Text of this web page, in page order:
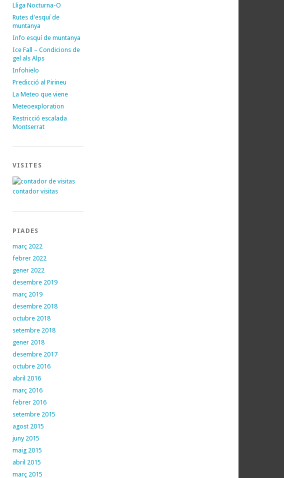
Lliga Nocturna-O
Rutes d'esquí de
muntanya
Info esquí de muntanya
Ice Fall – Condicions de
gel als Alps
Infohielo
Predicció al Pirineu
La Meteo que viene
Meteoexploration
Restricció escalada
Montserrat
VISITES
contador visitas
PIADES
març 2022
febrer 2022
gener 2022
desembre 2019
març 2019
desembre 2018
octubre 2018
setembre 2018
gener 2018
desembre 2017
octubre 2016
abril 2016
març 2016
febrer 2016
setembre 2015
agost 2015
juny 2015
maig 2015
abril 2015
març 2015